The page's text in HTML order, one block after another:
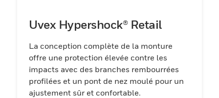
Uvex Hypershock® Retail
La conception complète de la monture
offre une protection élevée contre les
impacts avec des branches rembourrées
profilées et un pont de nez moulé pour un
ajustement sûr et confortable.